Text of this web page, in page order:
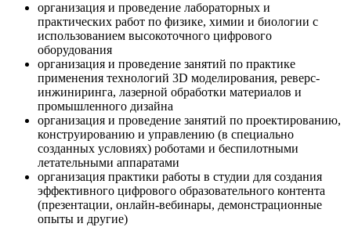
организация и проведение лабораторных и
практических работ по физике, химии и биологии с
использованием высокоточного цифрового
оборудования
организация и проведение занятий по практике
применения технологий 3D моделирования, реверс-
инжиниринга, лазерной обработки материалов и
промышленного дизайна
организация и проведение занятий по проектированию,
конструированию и управлению (в специально
созданных условиях) роботами и беспилотными
летательными аппаратами
организация практики работы в студии для создания
эффективного цифрового образовательного контента
(презентации, онлайн-вебинары, демонстрационные
опыты и другие)